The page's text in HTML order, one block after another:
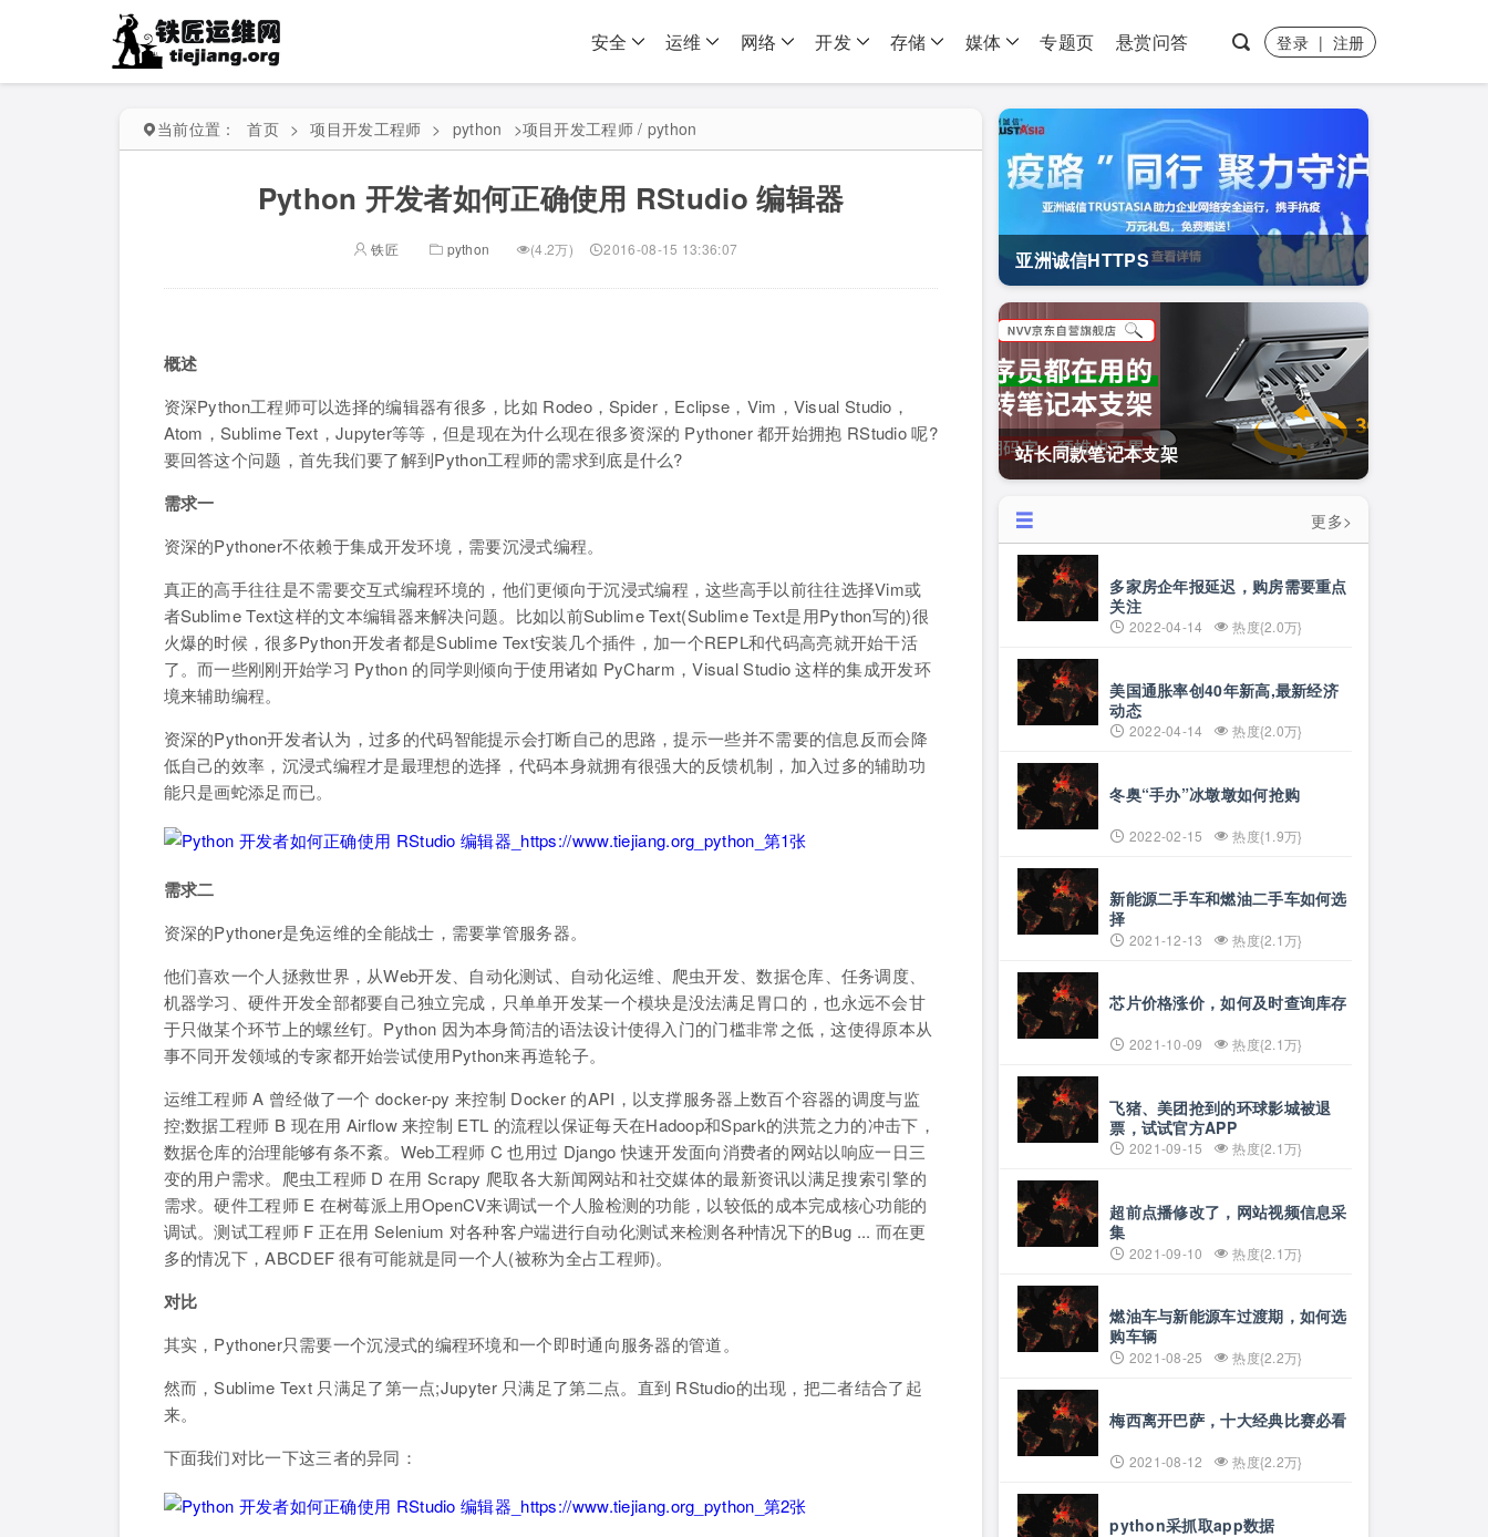
安全 运维 网络 开发 存储 媒体 专题页 悬赏问答 登录 | 注册
当前位置： 首页 > 项目开发工程师 > python >项目开发工程师 / python
Python 开发者如何正确使用 RStudio 编辑器
铁匠 python (4.2万) 2016-08-15 13:36:07
概述
资深Python工程师可以选择的编辑器有很多，比如 Rodeo，Spider，Eclipse，Vim，Visual Studio，
Atom，Sublime Text，Jupyter等等，但是现在为什么现在很多资深的 Pythoner 都开始拥抱 RStudio 呢?
要回答这个问题，首先我们要了解到Python工程师的需求到底是什么?
需求一
资深的Pythoner不依赖于集成开发环境，需要沉浸式编程。
真正的高手往往是不需要交互式编程环境的，他们更倾向于沉浸式编程，这些高手以前往往选择Vim或
者Sublime Text这样的文本编辑器来解决问题。比如以前Sublime Text(Sublime Text是用Python写的)很
火爆的时候，很多Python开发者都是Sublime Text安装几个插件，加一个REPL和代码高亮就开始干活
了。而一些刚刚开始学习 Python 的同学则倾向于使用诸如 PyCharm，Visual Studio 这样的集成开发环
境来辅助编程。
资深的Python开发者认为，过多的代码智能提示会打断自己的思路，提示一些并不需要的信息反而会降
低自己的效率，沉浸式编程才是最理想的选择，代码本身就拥有很强大的反馈机制，加入过多的辅助功
能只是画蛇添足而已。
需求二
资深的Pythoner是免运维的全能战士，需要掌管服务器。
他们喜欢一个人拯救世界，从Web开发、自动化测试、自动化运维、爬虫开发、数据仓库、任务调度、
机器学习、硬件开发全部都要自己独立完成，只单单开发某一个模块是没法满足胃口的，也永远不会甘
于只做某个环节上的螺丝钉。Python 因为本身简洁的语法设计使得入门的门槛非常之低，这使得原本从
事不同开发领域的专家都开始尝试使用Python来再造轮子。
运维工程师 A 曾经做了一个 docker-py 来控制 Docker 的API，以支撑服务器上数百个容器的调度与监
控;数据工程师 B 现在用 Airflow 来控制 ETL 的流程以保证每天在Hadoop和Spark的洪荒之力的冲击下，
数据仓库的治理能够有条不紊。Web工程师 C 也用过 Django 快速开发面向消费者的网站以响应一日三
变的用户需求。爬虫工程师 D 在用 Scrapy 爬取各大新闻网站和社交媒体的最新资讯以满足搜索引擎的
需求。硬件工程师 E 在树莓派上用OpenCV来调试一个人脸检测的功能，以较低的成本完成核心功能的
调试。测试工程师 F 正在用 Selenium 对各种客户端进行自动化测试来检测各种情况下的Bug ... 而在更
多的情况下，ABCDEF 很有可能就是同一个人(被称为全占工程师)。
对比
其实，Pythoner只需要一个沉浸式的编程环境和一个即时通向服务器的管道。
然而，Sublime Text 只满足了第一点;Jupyter 只满足了第二点。直到 RStudio的出现，把二者结合了起
来。
下面我们对比一下这三者的异同：
亚洲诚信HTTPS
站长同款笔记本支架
更多>
多家房企年报延迟，购房需要重点
关注
2022-04-14 热度{2.0万}
美国通胀率创40年新高,最新经济
动态
2022-04-14 热度{2.0万}
冬奥“手办”冰墩墩如何抢购
2022-02-15 热度{1.9万}
新能源二手车和燃油二手车如何选
择
2021-12-13 热度{2.1万}
芯片价格涨价，如何及时查询库存
2021-10-09 热度{2.1万}
飞猪、美团抢到的环球影城被退
票，试试官方APP
2021-09-15 热度{2.1万}
超前点播修改了，网站视频信息采
集
2021-09-10 热度{2.1万}
燃油车与新能源车过渡期，如何选
购车辆
2021-08-25 热度{2.2万}
梅西离开巴萨，十大经典比赛必看
2021-08-12 热度{2.2万}
python采抓取app数据